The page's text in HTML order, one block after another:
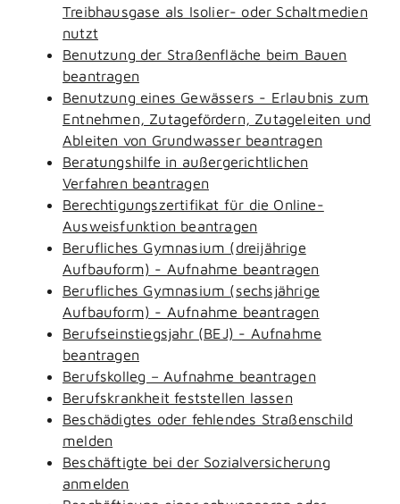
Treibhausgase als Isolier- oder Schaltmedien
nutzt
Benutzung der Straßenfläche beim Bauen
beantragen
Benutzung eines Gewässers - Erlaubnis zum
Entnehmen, Zutagefördern, Zutageleiten und
Ableiten von Grundwasser beantragen
Beratungshilfe in außergerichtlichen
Verfahren beantragen
Berechtigungszertifikat für die Online-
Ausweisfunktion beantragen
Berufliches Gymnasium (dreijährige
Aufbauform) - Aufnahme beantragen
Berufliches Gymnasium (sechsjährige
Aufbauform) - Aufnahme beantragen
Berufseinstiegsjahr (BEJ) - Aufnahme
beantragen
Berufskolleg – Aufnahme beantragen
Berufskrankheit feststellen lassen
Beschädigtes oder fehlendes Straßenschild
melden
Beschäftigte bei der Sozialversicherung
anmelden